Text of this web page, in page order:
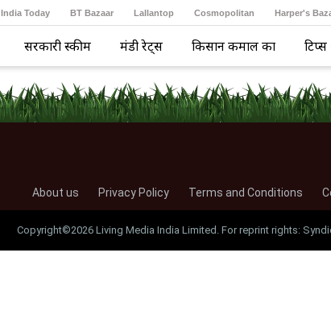
India Today BT Bazaar Lallantop Cosmopolitan Harper's
सरकारी स्कीम मंडी रेट्स किसान कमाल का
About us Privacy Policy Terms and Conditions
Copyright©2026 Living Media India Limited. For reprint rights: